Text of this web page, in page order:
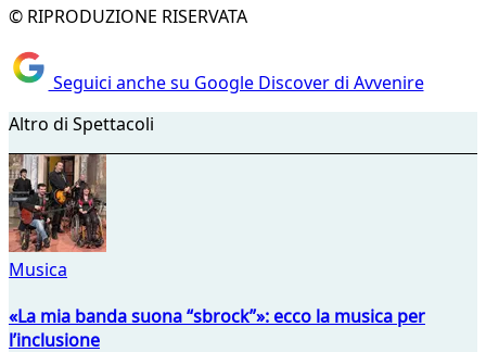
© RIPRODUZIONE RISERVATA
Seguici anche su Google Discover di Avvenire
Altro di Spettacoli
Musica
«La mia banda suona “sbrock”»: ecco la musica per
l’inclusione